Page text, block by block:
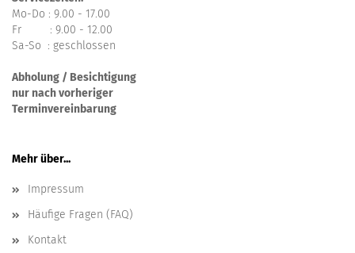
Mo-Do : 9.00 - 17.00
Fr : 9.00 - 12.00
Sa-So : geschlossen
Abholung / Besichtigung
nur nach vorheriger
Terminvereinbarung
Mehr über...
Impressum
Häufige Fragen (FAQ)
Kontakt